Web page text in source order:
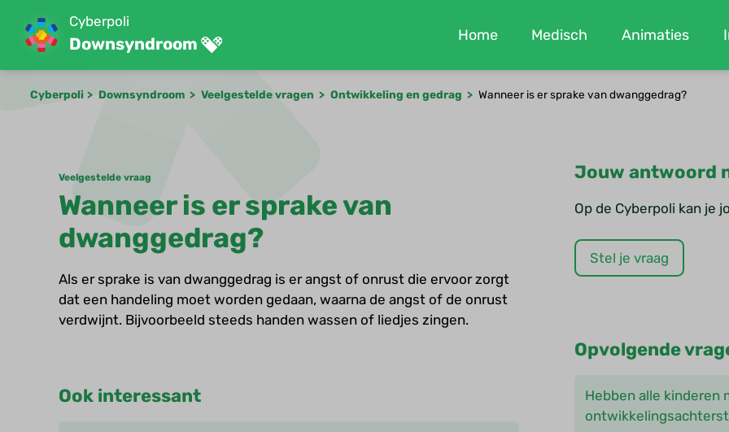
Cyberpoli
Downsyndroom Home Medisch Animaties
Cyberpoli Downsyndroom Veelgestelde vragen Ontwikkeling en gedrag Wanneer is er sprake van dwanggedrag?
Veelgestelde vraag
Wanneer is er sprake van
dwanggedrag?
Als er sprake is van dwanggedrag is er angst of onrust die ervoor zorgt
dat een handeling moet worden gedaan, waarna de angst of de onrust
verdwijnt. Bijvoorbeeld steeds handen wassen of liedjes zingen.
Ook interessant
Jouw antwoord
Op de Cyberpoli kan je
Stel je vraag
Opvolgende
Hebben alle kinderen